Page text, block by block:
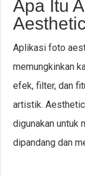
Apa Itu
Aplikasi foto
memungkinkan
efek, filter, dan
artistik.
digunakan untuk
dipandang dan